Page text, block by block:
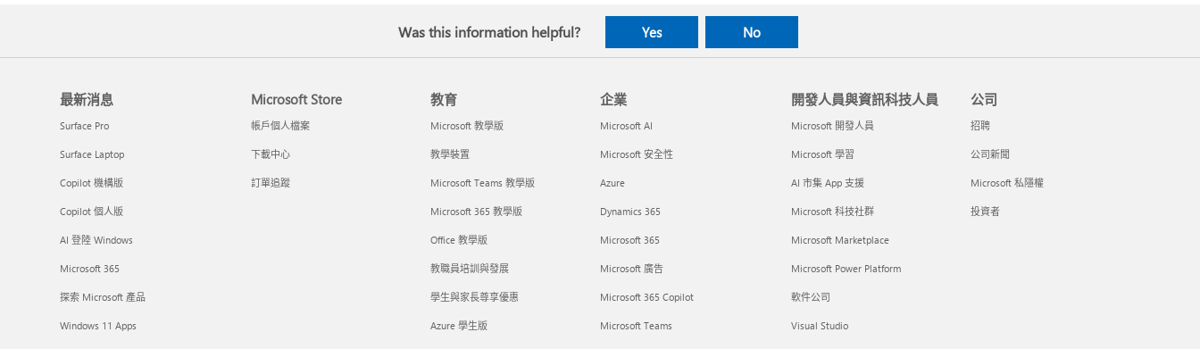
Was this information helpful? Yes No
最新消息
Surface Pro
Surface Laptop
Copilot 機構版
Copilot 個人版
AI 登陸 Windows
Microsoft 365
探索 Microsoft 產品
Windows 11 Apps
Microsoft Store
帳戶個人檔案
下載中心
訂單追蹤
教育
Microsoft 教學版
教學裝置
Microsoft Teams 教學版
Microsoft 365 教學版
Office 教學版
教職員培訓與發展
學生與家長尊享優惠
Azure 學生版
企業
Microsoft AI
Microsoft 安全性
Azure
Dynamics 365
Microsoft 365
Microsoft 廣告
Microsoft 365 Copilot
Microsoft Teams
開發人員與資訊科技人員
Microsoft 開發人員
Microsoft 學習
AI 市集 App 支援
Microsoft 科技社群
Microsoft Marketplace
Microsoft Power Platform
軟件公司
Visual Studio
公司
招聘
公司新聞
Microsoft 私隱權
投資者